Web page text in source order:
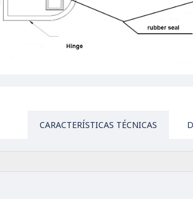
CARACTERÍSTICAS TÉCNICAS